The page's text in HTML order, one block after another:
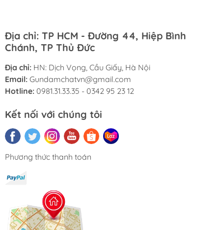
Địa chỉ: TP HCM - Đường 44, Hiệp Bình
Chánh, TP Thủ Đức
Địa chỉ: HN: Dịch Vọng, Cầu Giấy, Hà Nội
Email: Gundamchatvn@gmail.com
Hotline: 0981.31.33.35 - 0342 95 23 12
Kết nối với chúng tôi
Phương thức thanh toán